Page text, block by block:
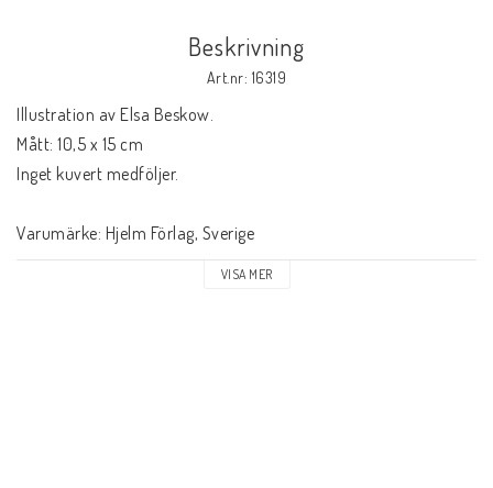
Beskrivning
Art.nr: 16319
Illustration av Elsa Beskow.
Mått: 10,5 x 15 cm
Inget kuvert medföljer.
Varumärke: Hjelm Förlag, Sverige
VISA MER